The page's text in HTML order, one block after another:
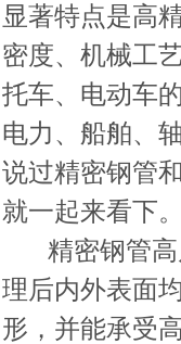
显著特点是高
密度、机械工
托车、电动车
电力、船舶、
说过精密钢管
就一起来看下
精密钢管高
理后内外表面
形，并能承受